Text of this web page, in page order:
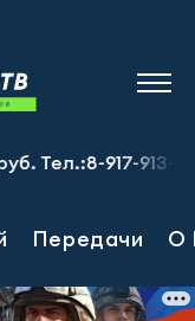
917-913-20-71
Передачи О